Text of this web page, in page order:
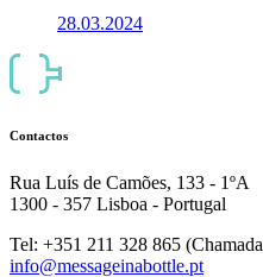
28.03.2024
Contactos
Rua Luís de Camões, 133 - 1ºA
1300 - 357 Lisboa - Portugal
Tel: +351 211 328 865
info@messageinabottle.pt